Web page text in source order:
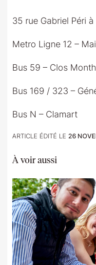
35 rue Gabriel Péri
Metro Ligne 12 –
Bus 59 – Clos
Bus 169 / 323 –
Bus N – Clamart
ARTICLE ÉDITÉ LE 26
À voir aussi